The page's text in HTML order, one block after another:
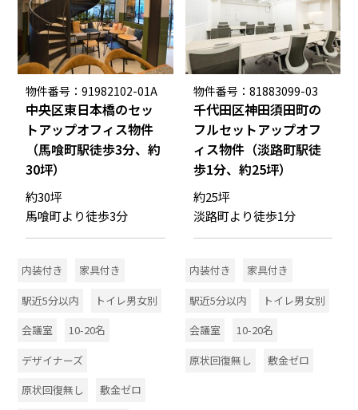
物件番号：91982102-01A
中央区東日本橋のセッ
トアップオフィス物件
（馬喰町駅徒歩3分、約
30坪）
約30坪
馬喰町より徒歩3分
内装付き
家具付き
駅近5分以内
トイレ男女別
会議室
10-20名
デザイナーズ
原状回復無し
敷金ゼロ
物件番号：81883099-03
千代田区神田須田町の
フルセットアップオフ
ィス物件（淡路町駅徒
歩1分、約25坪）
約25坪
淡路町より徒歩1分
内装付き
家具付き
駅近5分以内
トイレ男女別
会議室
10-20名
原状回復無し
敷金ゼロ